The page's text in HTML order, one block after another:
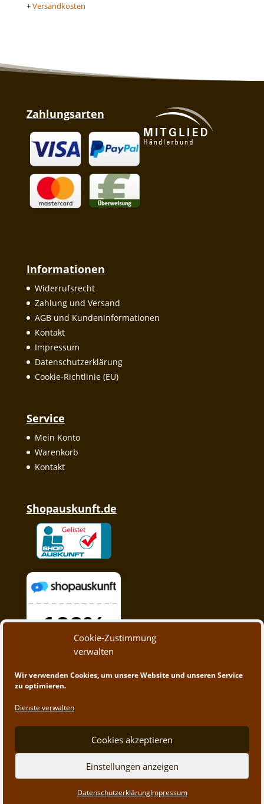
Cookie-Zustimmung
verwalten
Wir verwenden Cookies, um unsere Website und unseren Service
zu optimieren.
Dienste verwalten
Cookies akzeptieren
Einstellungen anzeigen
DatenschutzerklärungImpressum
+Versandkosten
Zahlungsarten
Informationen
Widerrufsrecht
Zahlung und Versand
AGB und Kundeninformationen
Kontakt
Impressum
Datenschutzerklärung
Cookie-Richtlinie (EU)
Service
Mein Konto
Warenkorb
Kontakt
Shopauskunft.de
© 2020 - 2023 A&M Trading | Webdesign byApp-
Create.at